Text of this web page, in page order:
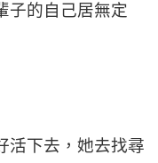
子的自己居無定
活下去，她去找尋